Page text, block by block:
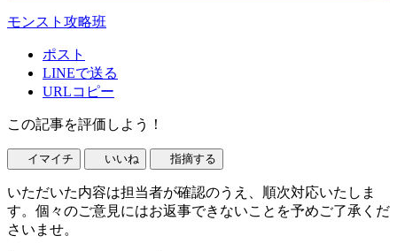
モンスト攻略班
ポスト
LINEで送る
URLコピー
この記事を評価しよう！
イマイチ いいね 指摘する
いただいた内容は担当者が確認のうえ、順次対応いたしま
す。個々のご意見にはお返事できないことを予めご了承くだ
さいませ。